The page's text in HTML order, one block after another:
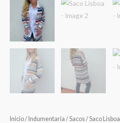
Inicio/ Indumentaria /Sacos/ Saco Lisboa